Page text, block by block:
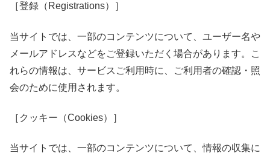
［登録（Registrations）］
当サイトでは、一部のコンテンツについて、ユーザー名や
メールアドレスなどをご登録いただく場合があります。こ
れらの情報は、サービスご利用時に、ご利用者の確認・照
会のために使用されます。
［クッキー（Cookies）］
当サイトでは、一部のコンテンツについて、情報の収集に